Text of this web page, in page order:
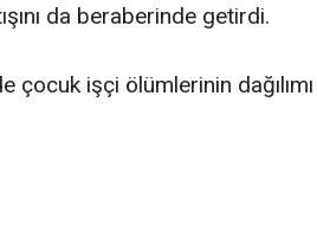
da beraberinde getirdi.
çocuk işçi ölümlerinin